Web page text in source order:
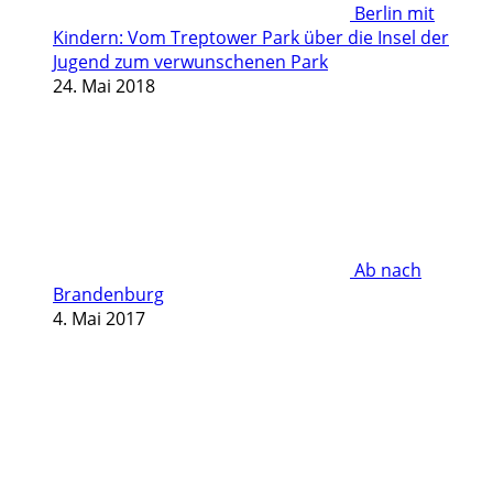
Berlin mit
Kindern: Vom Treptower Park über die Insel der
Jugend zum verwunschenen Park
24. Mai 2018
Ab nach
Brandenburg
4. Mai 2017